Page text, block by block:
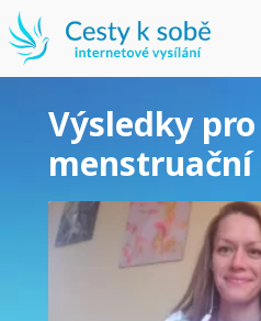
Výsledky
menstruační